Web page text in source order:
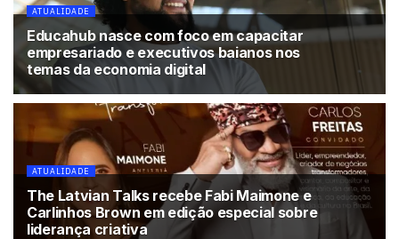
ATUALIDADE
Educahub nasce com foco em capacitar
empresariado e executivos baianos nos
temas da economia digital
ATUALIDADE
The Latvian Talks recebe Fabi Maimone e
Carlinhos Brown em edição especial sobre
liderança criativa